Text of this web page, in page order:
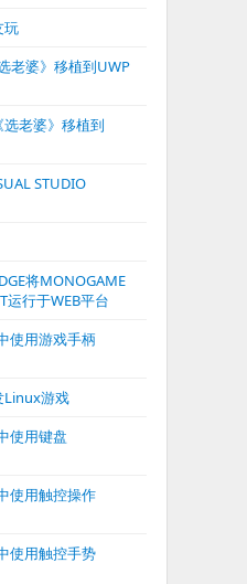
玩
老婆》移植到UWP
老婆》移植到
STUDIO
将MONOGAME
运行于WEB平台
使用游戏手柄
Linux游戏
使用键盘
使用触控操作
使用触控手势